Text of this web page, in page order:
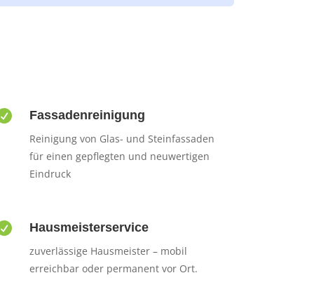
Fassadenreinigung
Reinigung von Glas- und Steinfassaden
für einen gepflegten und neuwertigen
Eindruck
Hausmeisterservice
zuverlässige Hausmeister – mobil
erreichbar oder permanent vor Ort.